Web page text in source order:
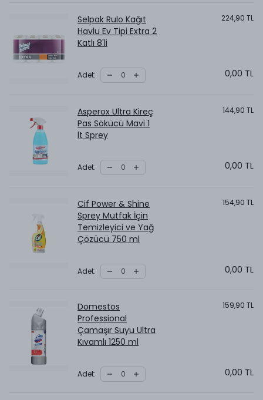
Selpak Rulo Kağıt
Havlu Ev Tipi Extra 2
Katlı 8'li
224,90 TL
Adet: 0,00 TL
Asperox Ultra Kireç
Pas Sökücü Mavi 1
lt Sprey
144,90 TL
Adet: 0,00 TL
Cif Power & Shine
Sprey Mutfak İçin
Temizleyici ve Yağ
Çözücü 750 ml
154,90 TL
Adet: 0,00 TL
Domestos
Professional
Çamaşır Suyu Ultra
Kıvamlı 1250 ml
159,90 TL
Adet: 0,00 TL